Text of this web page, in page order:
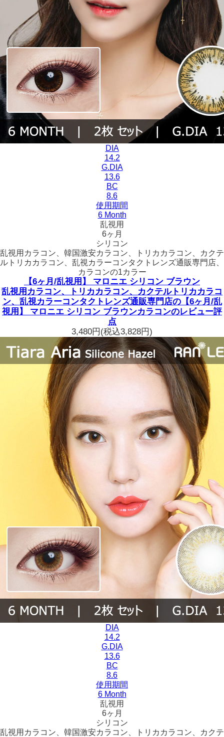
DIA
14.2
G.DIA
13.6
BC
8.6
使用期間
6 Month
乱視用
6ヶ月
シリコン
乱視用カラコン、韓国激安カラコン、トリカカラコン、カクテ
ルトリカカラコン、乱視カラーコンタクトレンズ通販専門店、
カラコンの1カラー
【6ヶ月/乱視用】 マロニエ シリコン ブラウン
乱視用カラコン、トリカカラコン、カクテルトリカカラコ
ン、乱視カラーコンタクトレンズ通販専門店の【6ヶ月/乱
視用】 マロニエ シリコン ブラウンカラコンのレビュー評
点
3,480円 (税込3,828円)
DIA
14.2
G.DIA
13.6
BC
8.6
使用期間
6 Month
乱視用
6ヶ月
シリコン
乱視用カラコン、韓国激安カラコン、トリカカラコン、カクテ